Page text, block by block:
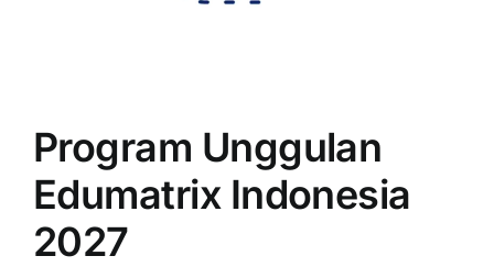
Program Unggulan
Edumatrix Indonesia
2027